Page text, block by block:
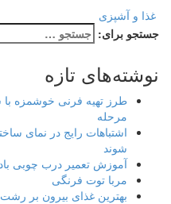
غذا و آشپزی
جستجو برای:
نوشته‌های تازه
طرز تهیه فرنی خوشمزه
مرحله
اشتباهات رایج در نمای
شوند
آموزش تعمیر درب چوبی
مربا توت فرنگی
بهترین غذای بیرون بر رشت